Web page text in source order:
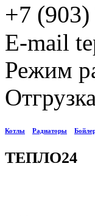
+7
E-mail
Режим
Котлы Радиаторы
ТЕПЛО24